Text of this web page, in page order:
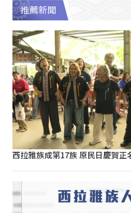
推薦新聞
西拉雅族成第17族 原民日慶賀正